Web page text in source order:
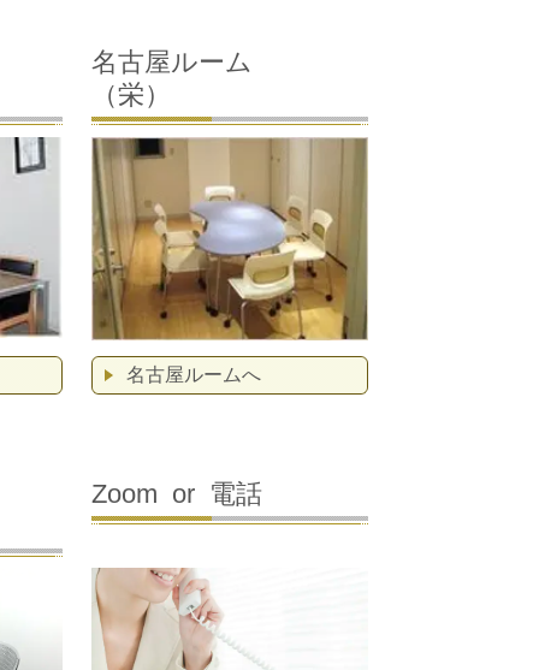
名古屋ルーム
（栄）
名古屋ルームへ
Zoom or 電話